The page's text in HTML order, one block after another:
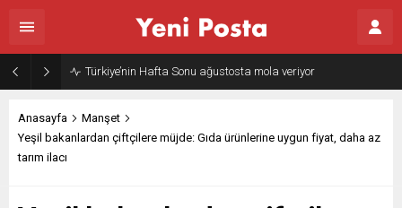
Gazze’nin geleceği: Teknokratik kontrol mü, kolonializm mi?
Anasayfa
Manşet
Yeşil bakanlardan çiftçilere müjde: Gıda ürünlerine uygun fiyat, daha az
tarım ilacı